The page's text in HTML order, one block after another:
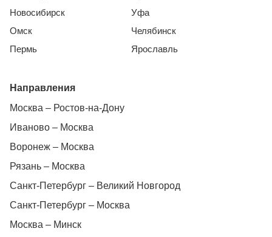
Новосибирск
Омск
Пермь
Уфа
Челябинск
Ярославль
Направления
Москва – Ростов-на-Дону
Иваново – Москва
Воронеж – Москва
Рязань – Москва
Санкт-Петербург – Великий Новгород
Санкт-Петербург – Москва
Москва – Минск